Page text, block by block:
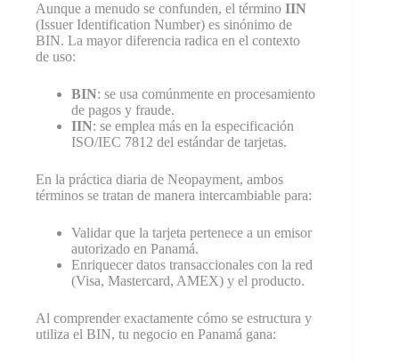
Aunque a menudo se confunden, el término IIN
(Issuer Identification Number) es sinónimo de
BIN. La mayor diferencia radica en el contexto
de uso:
BIN: se usa comúnmente en procesamiento
de pagos y fraude.
IIN: se emplea más en la especificación
ISO/IEC 7812 del estándar de tarjetas.
En la práctica diaria de Neopayment, ambos
términos se tratan de manera intercambiable para:
Validar que la tarjeta pertenece a un emisor
autorizado en Panamá.
Enriquecer datos transaccionales con la red
(Visa, Mastercard, AMEX) y el producto.
Al comprender exactamente cómo se estructura y
utiliza el BIN, tu negocio en Panamá gana: